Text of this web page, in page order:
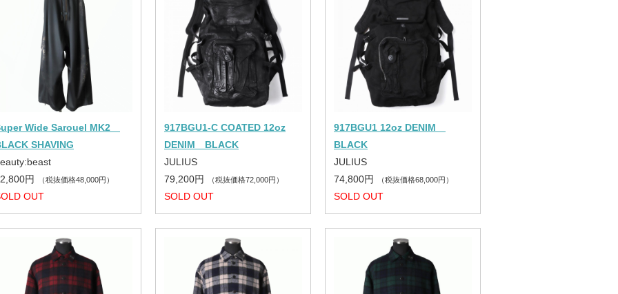
Wide Sarouel MK2
SHAVING
円
（税抜価格48,000円）
OUT
917BGU1-C COATED 12oz
DENIM BLACK
JULIUS
79,200円
（税抜価格72,000円）
SOLD OUT
917BGU1 12oz DENIM
BLACK
JULIUS
74,800円
（税抜価格68,000円）
SOLD OUT